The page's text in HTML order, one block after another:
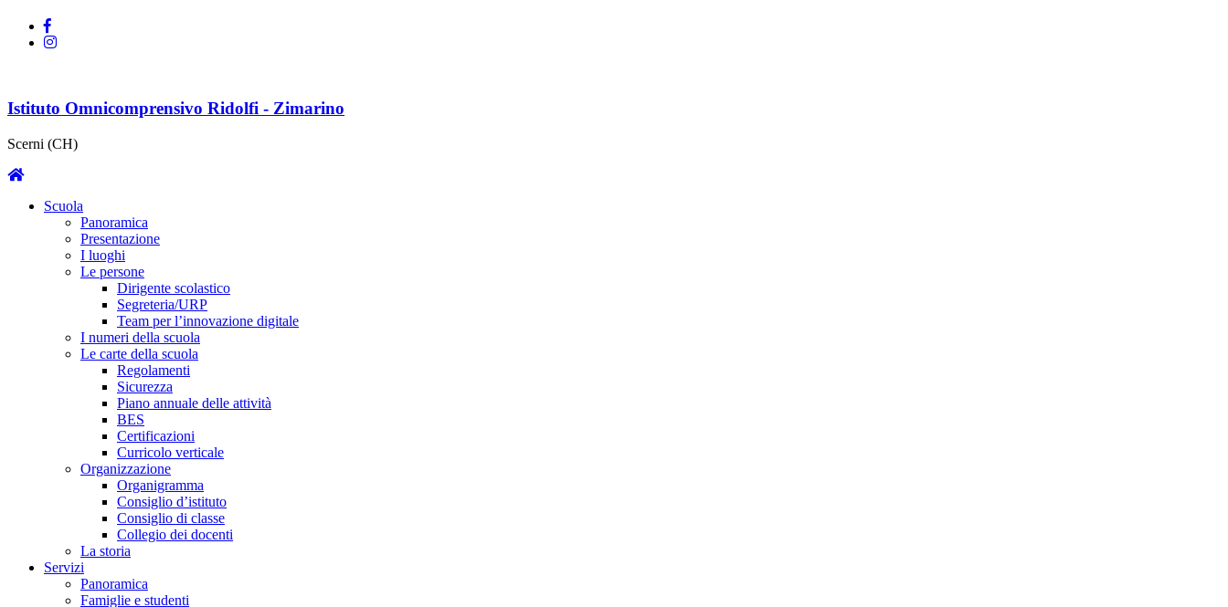
Istituto Omnicomprensivo Ridolfi - Zimarino
Scerni (CH)
Scuola
Panoramica
Presentazione
I luoghi
Le persone
Dirigente scolastico
Segreteria/URP
Team per l’innovazione digitale
I numeri della scuola
Le carte della scuola
Regolamenti
Sicurezza
Piano annuale delle attività
BES
Certificazioni
Curricolo verticale
Organizzazione
Organigramma
Consiglio d’istituto
Consiglio di classe
Collegio dei docenti
La storia
Servizi
Panoramica
Famiglie e studenti